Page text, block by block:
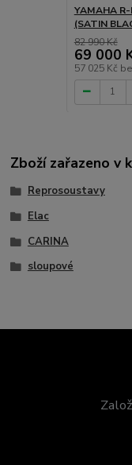
YAMAHA
(SATIN
82 990 Kč
69 000
57 025 Kč
Zboží zařazeno v
Reprosoustavy
Elac
CARINA
sloupové